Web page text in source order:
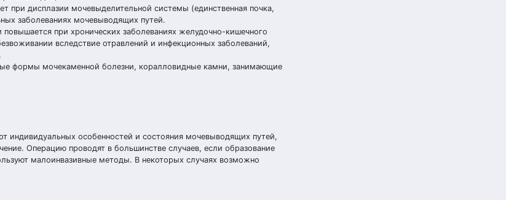
при дисплазии мочевыделительной системы (единственная почка,
заболеваниях мочевыводящих путей.
при хронических заболеваниях желудочно-кишечного
вследствие отравлений и инфекционных заболеваний,
формы мочекаменной болезни, коралловидные камни, занимающие
индивидуальных особенностей и состояния мочевыводящих путей,
Операцию проводят в большинстве случаев, если образование
малоинвазивные методы. В некоторых случаях возможно